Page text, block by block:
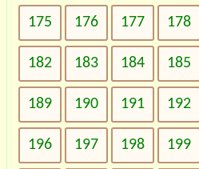
175 176 177 178
182 183 184 185
189 190 191 192
196 197 198 199